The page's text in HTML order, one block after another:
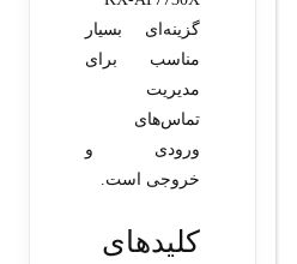
گزینه‌ای بسیار
مناسب برای
مدیریت
تماس‌های
ورودی و
خروجی است.
کلیدهای